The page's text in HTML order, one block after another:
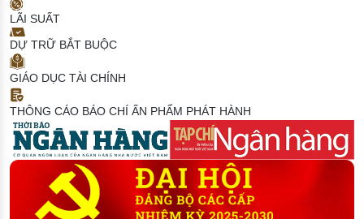
LÃI SUẤT
DỰ TRỮ BẮT BUỘC
GIÁO DỤC TÀI CHÍNH
THÔNG CÁO BÁO CHÍ ẤN PHẨM PHÁT HÀNH